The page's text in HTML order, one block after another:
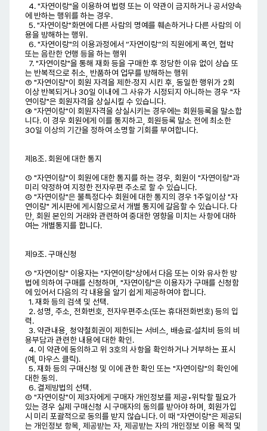
4. "자연이랑"을 이용하여 법령 또는 이 약관이 금지하거나 공서양속
에 반하는 행위를 하는 경우.
5. "자연이랑"화면에 다른 사람의 명예를 훼손하거나 다른 사람의 이
용을 방해하는 행위.
6. "자연이랑"의 이용과정에서 “자연이랑”의 직원에게 폭언, 협박
또는 음란한 언행 등을 하는 행위
7. "자연이랑"을 통해 재화 등을 구매한 후 정당한 이유 없이 상습 또
는 반복적으로 취소, 반품하여 업무를 방해하는 행위
③ "자연이랑"이 회원 자격을 제한·정지 시킨 후, 동일한 행위가 2회
이상 반복되거나 30일 이내에 그 사유가 시정되지 아니하는 경우 "자
연이랑"은 회원자격을 상실시킬 수 있습니다.
④ "자연이랑"이 회원자격을 상실시키는 경우에는 회원등록을 말소합
니다. 이 경우 회원에게 이를 통지하고, 회원등록 말소 전에 최소한
30일 이상의 기간을 정하여 소명할 기회를 부여합니다.
제8조. 회원에 대한 통지
① "자연이랑"이 회원에 대한 통지를 하는 경우, 회원이 "자연이랑"과
미리 약정하여 지정한 전자우편 주소로 할 수 있습니다.
② "자연이랑"은 불특정다수 회원에 대한 통지의 경우 1주일이상 "자
연이랑" 게시판에 게시함으로서 개별 통지에 갈음할 수 있습니다. 다
만, 회원 본인의 거래와 관련하여 중대한 영향을 미치는 사항에 대하
여는 개별통지를 합니다.
제9조. 구매신청
① "자연이랑" 이용자는 "자연이랑"상에서 다음 또는 이와 유사한 방
법에 의하여 구매를 신청하며, "자연이랑"은 이용자가 구매를 신청함
에 있어서 다음의 각 내용을 알기 쉽게 제공하여야 합니다.
1. 재화 등의 검색 및 선택.
2. 성명, 주소, 전화번호, 전자우편주소(또는 휴대전화번호) 등의 입
력.
3. 약관내용, 청약철회권이 제한되는 서비스, 배송료·설치비 등의 비
용부담과 관련한 내용에 대한 확인.
4. 이 약관에 동의하고 위 3호의 사항을 확인하거나 거부하는 표시
(예, 마우스 클릭).
5. 재화 등의 구매신청 및 이에 관한 확인 또는 "자연이랑"의 확인에
대한 동의.
6. 결제방법의 선택.
② "자연이랑"이 제3자에게 구매자 개인정보를 제공•위탁할 필요가
있는 경우 실제 구매신청 시 구매자의 동의를 받아야 하며, 회원가입
시 미리 포괄적으로 동의를 받지 않습니다. 이 때 "자연이랑"은 제공되
는 개인정보 항목, 제공받는 자, 제공받는 자의 개인정보 이용 목적 및